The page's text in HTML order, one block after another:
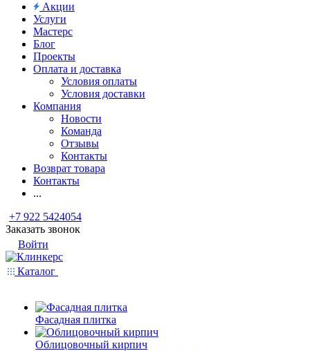
Акции
Услуги
Мастерс
Блог
Проекты
Оплата и доставка
Условия оплаты
Условия доставки
Компания
Новости
Команда
Отзывы
Контакты
Возврат товара
Контакты
...
+7 922 5424054
Заказать звонок
Войти
Каталог
Фасадная плитка
Облицовочный кирпич